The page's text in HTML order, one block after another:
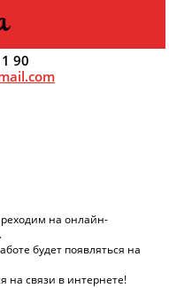
90
на онлайн-
будет появляться на
на связи в интернете!